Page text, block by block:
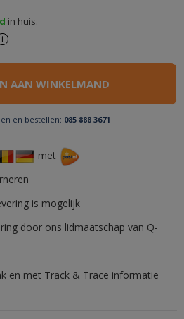
in huis.
i
en bestellen: 085 888 3671
met
is mogelijk
door ons lidmaatschap van Q-
en met Track & Trace informatie